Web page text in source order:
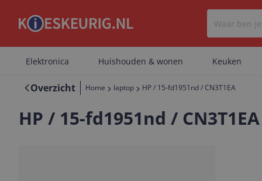
Elektronica Huishouden & wonen Keuken
Overzicht Home laptop HP / 15-fd1951nd / CN3T1EA
HP / 15-fd1951nd / CN3T1EA